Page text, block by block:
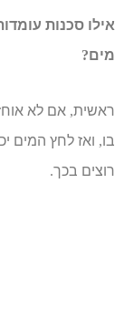
אילו סכנות
מים?
ראשית, אם לא
בו, ואז לחץ המים
רוצים בכך.